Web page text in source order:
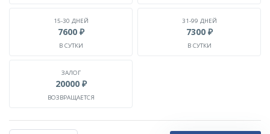
15-30 ДНЕЙ
7600 ₽
В СУТКИ
31-99 ДНЕЙ
7300 ₽
В СУТКИ
ЗАЛОГ
20000 ₽
ВОЗВРАЩАЕТСЯ